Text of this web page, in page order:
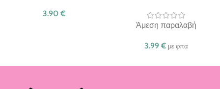
3.90 €
Άμεση παραλαβή
3.99 € με φπα